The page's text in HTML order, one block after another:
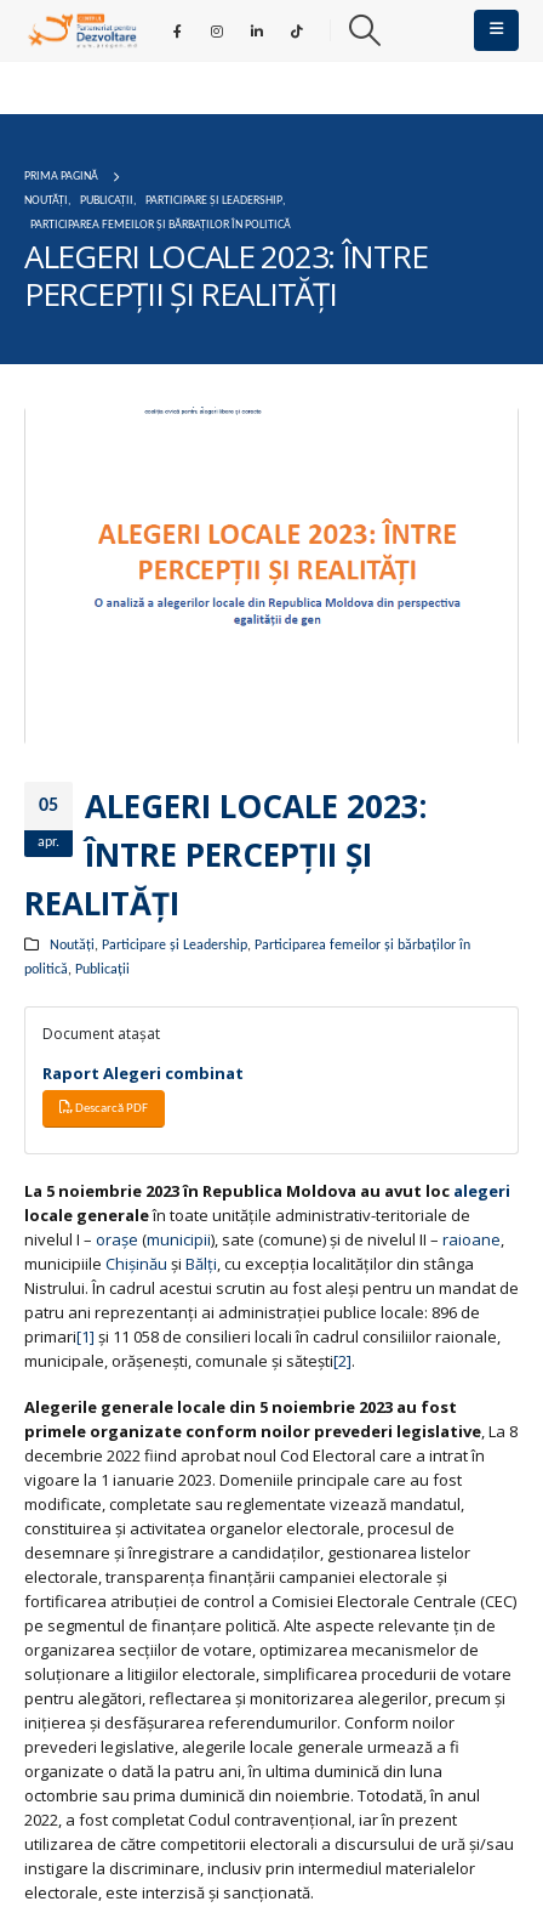
PRIMA PAGINĂ
NOUTĂȚI , PUBLICAȚII , PARTICIPARE ȘI LEADERSHIP,
PARTICIPAREA FEMEILOR ȘI BĂRBAȚILOR ÎN POLITICĂ
ALEGERI LOCALE 2023: ÎNTRE
PERCEPȚII ȘI REALITĂȚI
05
apr.
ALEGERI LOCALE 2023:
ÎNTRE PERCEPȚII ȘI
REALITĂȚI
Noutăți, Participare și Leadership, Participarea femeilor și bărbaților în
politică, Publicații
Document atașat
Raport Alegeri combinat
Descarcă PDF
La 5 noiembrie 2023 în Republica Moldova au avut loc alegeri
locale generaleîn toate unitățile administrativ-teritoriale de
nivelul I – orașe (municipii), sate (comune) și de nivelul II – raioane,
municipiile Chișinău și Bălți, cu excepția localităților din stânga
Nistrului. În cadrul acestui scrutin au fost aleși pentru un mandat de
patru ani reprezentanți ai administrației publice locale: 896 de
primari[1] și 11 058 de consilieri locali în cadrul consiliilor raionale,
municipale, orășenești, comunale și sătești[2].
Alegerile generale locale din 5 noiembrie 2023 au fost
primele organizate conform noilor prevederi legislative , La 8
decembrie 2022 fiind aprobat noul Cod Electoral care a intrat în
vigoare la 1 ianuarie 2023. Domeniile principale care au fost
modificate, completate sau reglementate vizează mandatul,
constituirea și activitatea organelor electorale, procesul de
desemnare și înregistrare a candidaților, gestionarea listelor
electorale, transparența finanțării campaniei electorale și
fortificarea atribuției de control a Comisiei Electorale Centrale (CEC)
pe segmentul de finanțare politică. Alte aspecte relevante țin de
organizarea secțiilor de votare, optimizarea mecanismelor de
soluționare a litigiilor electorale, simplificarea procedurii de votare
pentru alegători, reflectarea și monitorizarea alegerilor, precum și
inițierea și desfășurarea referendumurilor. Conform noilor
prevederi legislative, alegerile locale generale urmează a fi
organizate o dată la patru ani, în ultima duminică din luna
octombrie sau prima duminică din noiembrie. Totodată, în anul
2022, a fost completat Codul contravențional, iar în prezent
utilizarea de către competitorii electorali a discursului de ură și/sau
instigare la discriminare, inclusiv prin intermediul materialelor
electorale, este interzisă și sancționată.